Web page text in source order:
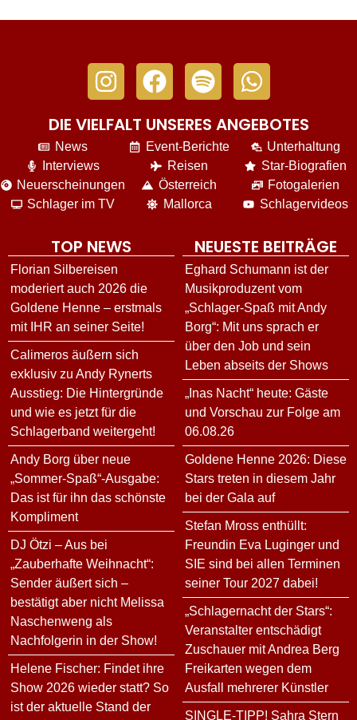
DIE VIELFALT UNSERES ANGEBOTES
News
Interviews
Neuerscheinungen
Schlager im TV
Event-Berichte
Reisen
Österreich
Mallorca
Unterhaltung
Star-Biografien
Fotogalerien
Schlagervideos
TOP NEWS
Florian Silbereisen
moderiert auch 2026 die
Goldene Henne – erstmals
mit IHR an seiner Seite!
Calimeros äußern sich
exklusiv zu Andy Rynerts
Ausstieg: Die Hintergründe
und wie es jetzt für die
Schlagerband weitergeht!
Andy Borg über neue
„Sommer-Spaß“-Ausgabe:
Das ist für ihn das schönste
Kompliment
DJ Ötzi – Aus bei
„Zauberhafte Weihnacht“:
Sender äußert sich –
bestätigt aber nicht Melissa
Naschenweng als
Nachfolgerin in der Show!
Helene Fischer: Findet ihre
Show 2026 wieder statt? So
ist der aktuelle Stand der
NEUESTE BEITRÄGE
Eghard Schumann ist der
Musikproduzent vom
„Schlager-Spaß mit Andy
Borg“: Mit uns sprach er
über den Job und sein
Leben abseits der Shows
„Inas Nacht“ heute: Gäste
und Vorschau zur Folge am
06.08.26
Goldene Henne 2026: Diese
Stars treten in diesem Jahr
bei der Gala auf
Stefan Mross enthüllt:
Freundin Eva Luginger und
SIE sind bei allen Terminen
seiner Tour 2027 dabei!
„Schlagernacht der Stars“:
Veranstalter entschädigt
Zuschauer mit Andrea Berg
Freikarten wegen dem
Ausfall mehrerer Künstler
SINGLE-TIPP! Sahra Stern